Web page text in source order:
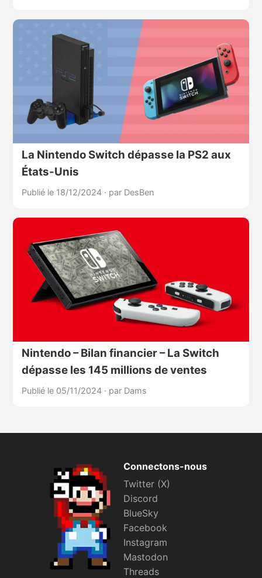
La Nintendo Switch dépasse la PS2 aux
États-Unis
Publié le 18/12/2024 · par DesBen
Nintendo – Bilan financier – La Switch
dépasse les 145 millions de ventes
Publié le 05/11/2024 · par Dams
Connectons-nous
Twitter (X)
Discord
BlueSky
Facebook
Instagram
Mastodon
Threads